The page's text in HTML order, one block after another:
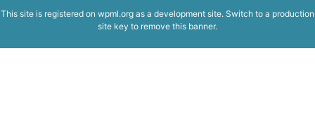
This site is registered on wpml.org as a development site. Switch to a production
site key to remove this banner.